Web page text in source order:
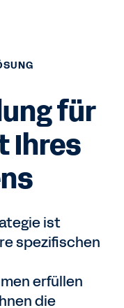
für
Ihres
ist
spezifischen
erfüllen
die